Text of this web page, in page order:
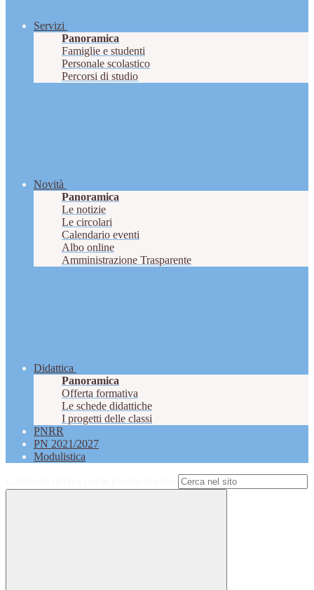
Servizi
Panoramica
Famiglie e studenti
Personale scolastico
Percorsi di studio
Novità
Panoramica
Le notizie
Le circolari
Calendario eventi
Albo online
Amministrazione Trasparente
Didattica
Panoramica
Offerta formativa
Le schede didattiche
I progetti delle classi
PNRR
PN 2021/2027
Modulistica